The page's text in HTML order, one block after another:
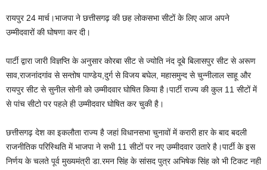
रायपुर 24 मार्च।भाजपा ने छत्तीसगढ़ की छह लोकसभा सीटों के लिए आज अपने
उम्‍मीदवारों की घोषणा कर दी।
पार्टी द्वारा जारी विज्ञप्ति के अनुसार कोरबा सीट से ज्‍योति नंद दूबे बिलासपुर सीट से अरूण
साव,राजनांदगांव से सन्तोष पाण्डेय,दुर्ग से विजय बघेल, महासमुन्द से चुन्नीलाल साहू और
रायपुर सीट से सुनील सोनी को उम्‍मीदवार घोषित किया है।पार्टी राज्य की कुल 11 सीटों में
से पांच सीटो पर पहले ही उम्मीदवार घोषित कर चुकी है।
छत्तीसगढ़ देश का इकलौता राज्य है जहां विधानसभा चुनावों में करारी हार के बाद बदली
राजनीतिक परिस्थिति में भाजपा ने सभी 11 सीटों पर नए उम्मीदवार उतारे है।पार्टी के इस
निर्णय के चलते पूर्व मुख्यमंत्री डा.रमन सिंह के सांसद पुत्र अभिषेक सिंह को भी टिकट नही